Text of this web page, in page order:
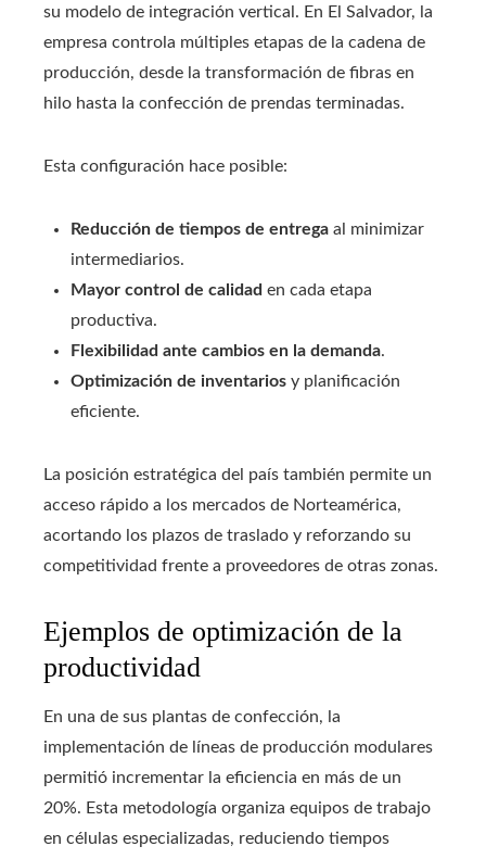
su modelo de integración vertical. En El Salvador, la
empresa controla múltiples etapas de la cadena de
producción, desde la transformación de fibras en
hilo hasta la confección de prendas terminadas.
Esta configuración hace posible:
Reducción de tiempos de entrega al minimizar
intermediarios.
Mayor control de calidad en cada etapa
productiva.
Flexibilidad ante cambios en la demanda.
Optimización de inventarios y planificación
eficiente.
La posición estratégica del país también permite un
acceso rápido a los mercados de Norteamérica,
acortando los plazos de traslado y reforzando su
competitividad frente a proveedores de otras zonas.
Ejemplos de optimización de la
productividad
En una de sus plantas de confección, la
implementación de líneas de producción modulares
permitió incrementar la eficiencia en más de un
20%. Esta metodología organiza equipos de trabajo
en células especializadas, reduciendo tiempos